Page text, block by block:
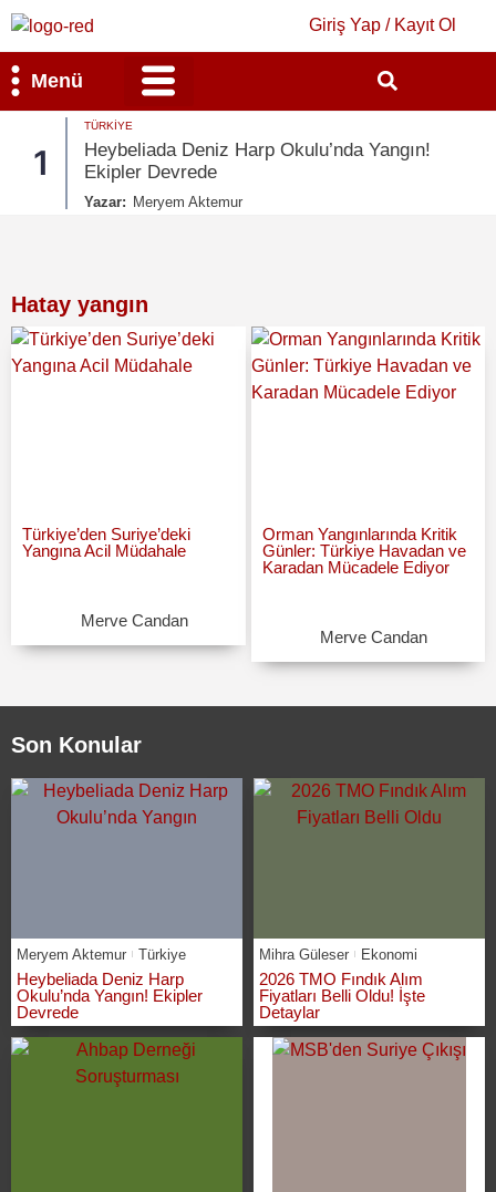
Giriş Yap / Kayıt Ol
Menü
1
TÜRKIYE
Heybeliada Deniz Harp Okulu’nda Yangın!
Ekipler Devrede
Yazar: Meryem Aktemur
Hatay yangın
Türkiye’den Suriye’deki
Yangına Acil Müdahale
Merve Candan
Orman Yangınlarında Kritik
Günler: Türkiye Havadan ve
Karadan Mücadele Ediyor
Merve Candan
Son Konular
Meryem Aktemur Türkiye
Heybeliada Deniz Harp
Okulu’nda Yangın! Ekipler
Devrede
Mihra Güleser Ekonomi
2026 TMO Fındık Alım
Fiyatları Belli Oldu! İşte
Detaylar